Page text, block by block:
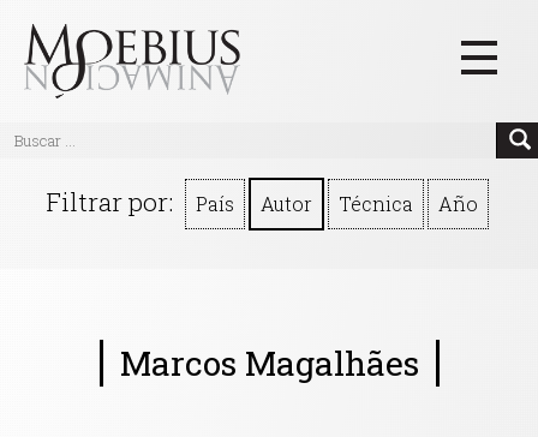
Videos
Eventos
Filtrar por: País Autor Técnica Año
Marcos Magalhães